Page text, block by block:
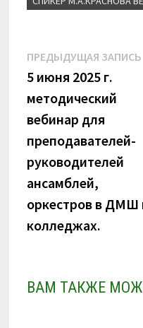
s
k
i
Навигация
по
записям
ПРЕДЫДУЩАЯ ЗАПИСЬ
5 июня 2025 г.
методический
вебинар для
преподавателей-
руководителей
ансамблей,
оркестров в ДМШ
колледжах.
ВАМ ТАКЖЕ